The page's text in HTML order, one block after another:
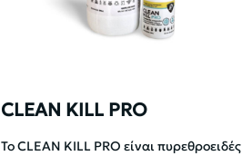
CLEAN KILL PRO
Το CLEAN KILL PRO είναι πυρεθροειδές